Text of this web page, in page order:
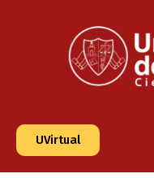
UVirtual